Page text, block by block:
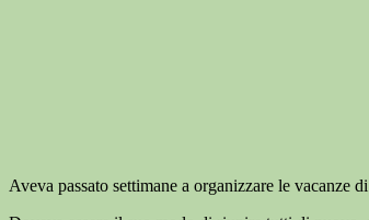
Aveva passato settimane a organizzare le